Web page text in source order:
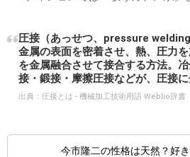
圧接（あっせつ、pressure welding
金属の表面を密着させ、熱、圧力
を金属融合させて接合する方法。
接・鍛接・摩擦圧接などが、圧接に
出典： 圧接とは - 機械加工技術用語 Weblio辞書
今市隆二の性格は天然？好